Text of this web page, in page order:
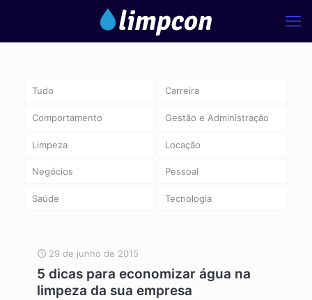
Tudo Carreira
Comportamento Gestão e Administração
Limpeza Locação
Negócios Pessoal
Saúde Tecnologia
29 de junho de 2015
5 dicas para economizar água na
limpeza da sua empresa